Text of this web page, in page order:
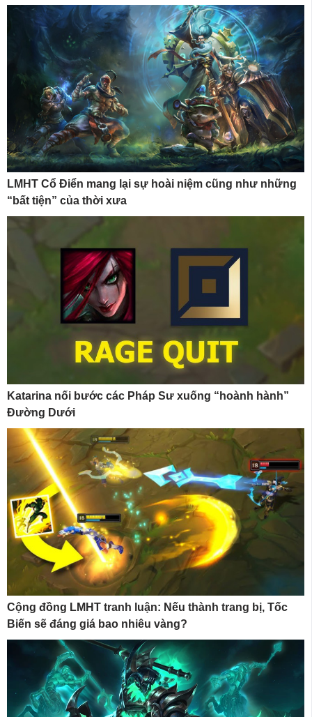
LMHT Cổ Điển mang lại sự hoài niệm cũng như những
“bất tiện” của thời xưa
Katarina nối bước các Pháp Sư xuống “hoành hành”
Đường Dưới
Cộng đồng LMHT tranh luận: Nếu thành trang bị, Tốc
Biến sẽ đáng giá bao nhiêu vàng?